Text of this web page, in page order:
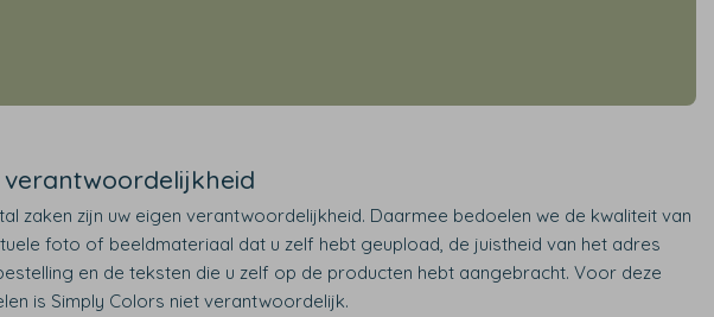
verantwoordelijkheid
zaken zijn uw eigen verantwoordelijkheid. Daarmee bedoelen we de kwaliteit van
foto of beeldmateriaal dat u zelf hebt geupload, de juistheid van het adres
en de teksten die u zelf op de producten hebt aangebracht. Voor deze
is Simply Colors niet verantwoordelijk.